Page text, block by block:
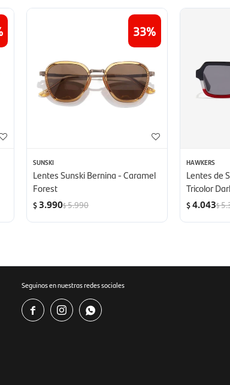
33
SUNSKI
Lentes Sunski Bernina - Caramel
Forest
$ 3.990$5.990
HAWKERS
Lentes de
Tricolor
$4.043$
Seguinos en nuestras redes sociales
  